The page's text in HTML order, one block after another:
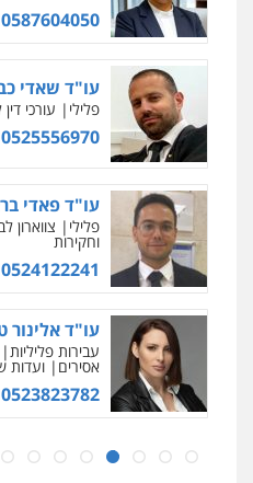
0587604050
עו"ד שאדי
פלילי עורכי
0525556970
עו"ד פאדי
פלילי צווארון
וחקירות
0524122241
עו"ד אלינור
עבירות פליליות
אסירים ועדות
0523823782
עו"ד אמיר כהן
ניר קידר –
0504578527
איומים כתובים
תושב סכנין חשוד ששלח